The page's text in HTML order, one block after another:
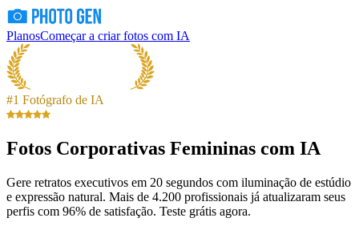
PlanosComeçar a criar fotos com IA
#1 Fotógrafo de IA
Fotos Corporativas Femininas com IA
Gere retratos executivos em 20 segundos com iluminação de estúdio
e expressão natural. Mais de 4.200 profissionais já atualizaram seus
perfis com 96% de satisfação. Teste grátis agora.